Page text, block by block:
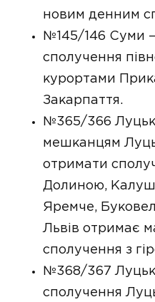
новим денним
№145/146 Суми
сполучення
курортами
Закарпаття.
№365/366 Луцьк
мешканцям
отримати
Долиною,
Яремче,
Львів отримає
сполучення з
№368/367
сполучення